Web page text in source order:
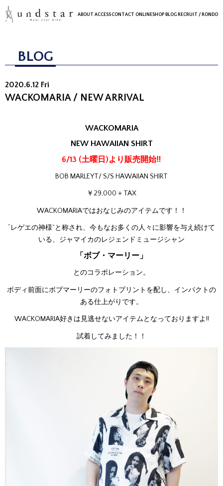
ABOUT ACCESSCONTACT ONLINESHOP BLOG RECRUIT / RONDO
BLOG
2020.6.12 Fri
WACKOMARIA / NEW ARRIVAL
WACKOMARIA
NEW HAWAIIAN SHIRT
6/13 (土曜日)より販売開始‼
BOB MARLEYT/ S/S HAWAIIAN SHIRT
￥29,000＋TAX
WACKOMARIAではおなじみのアイテムです！！
“レゲエの神様”と称され、今もなお多くの人々に影響を与え続けて
いる、ジャマイカのレジェンドミュージシャン
「ボブ・マーリー」
とのコラボレーション。
ボディ前面にボブマーリーのフォトプリントを配し、インパクトの
ある仕上がりです。
WACKOMARIA好きは見逃せないアイテムとなっておりますよ!!
試着してみました！！